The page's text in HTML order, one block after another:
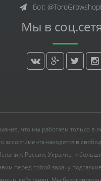
Бот:
Мы в
что мы работаем только в
ассортимента находятся в
России, Украины и
перед собой задачу